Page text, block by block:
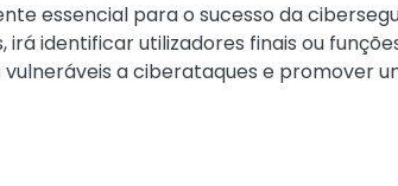
essencial para o sucesso da
identificar utilizadores finais ou
a ciberataques e promover